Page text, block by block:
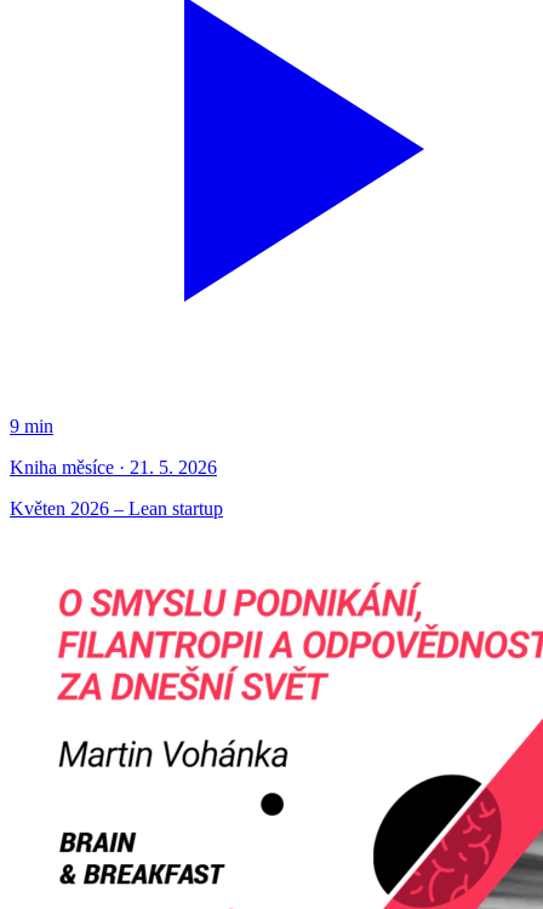
9 min
Kniha měsíce · 21. 5. 2026
Květen 2026 – Lean startup